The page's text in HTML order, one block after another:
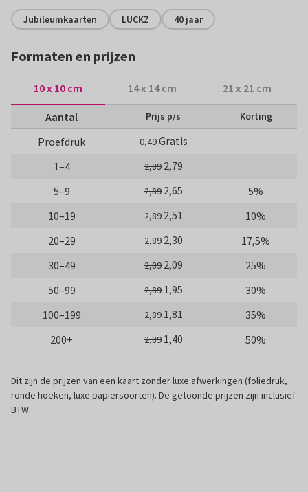
Jubileumkaarten LUCKZ 40 jaar
Formaten en prijzen
10 x 10 cm 14 x 14 cm 21 x 21 cm
Aantal Prijs p/s Korting
Proefdruk 0,49Gratis
1–4
2,89 2,79
5–9
2,89 2,65
5%
10–19
2,89 2,51
10%
20–29
2,89 2,30
17,5%
30–49
2,89 2,09
25%
50–99
2,89 1,95
30%
100–199
2,89 1,81
35%
200+
2,89 1,40 50%
Dit zijn de prijzen van een kaart zonder luxe afwerkingen (foliedruk,
ronde hoeken, luxe papiersoorten). De getoonde prijzen zijn inclusief
BTW.